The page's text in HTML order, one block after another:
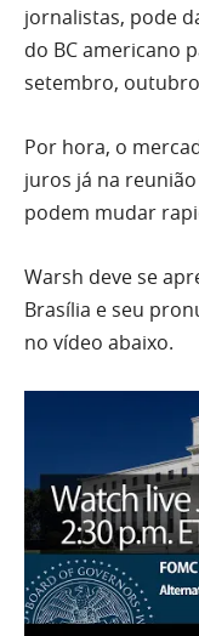
jornalistas, pode
do BC americano
setembro,
Por hora, o
juros já na
podem mudar
Warsh deve se
Brasília e seu
no vídeo abaixo.